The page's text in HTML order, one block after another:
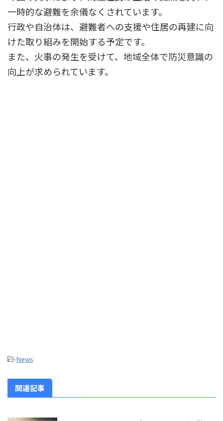
一時的な避難を余儀なくされています。
行政や自治体は、避難者への支援や住居の再建に向
けた取り組みを開始する予定です。
また、火事の発生を受けて、地域全体で防災意識の
向上が求められています。
-News
関連記事